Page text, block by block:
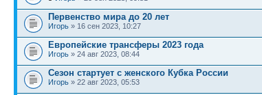
Первенство мира до 20 лет
Игорь » 16 сен 2023, 10:27
Европейские трансферы 2023 года
Игорь » 24 авг 2023, 08:44
Сезон стартует с женского Кубка России
Игорь » 22 авг 2023, 05:53